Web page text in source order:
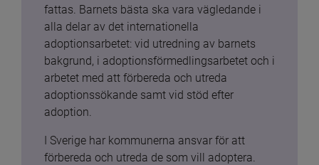
fattas. Barnets bästa ska vara vägledande i
alla delar av det internationella
adoptionsarbetet: vid utredning av barnets
bakgrund, i adoptionsförmedlingsarbetet och i
arbetet med att förbereda och utreda
adoptionssökande samt vid stöd efter
adoption.
I Sverige har kommunerna ansvar för att
förbereda och utreda de som vill adoptera.